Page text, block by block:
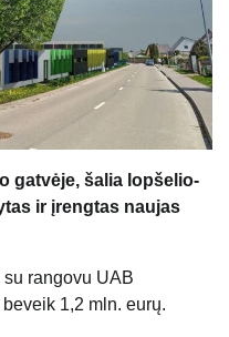
gatvėje, šalia lopšelio-
ir įrengtas naujas
rangovu UAB
1,2 mln. eurų.